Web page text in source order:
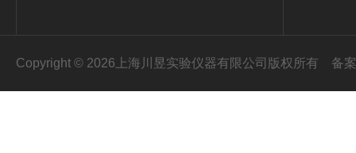
Copyright © 2026上海川昱实验仪器有限公司版权所有 备